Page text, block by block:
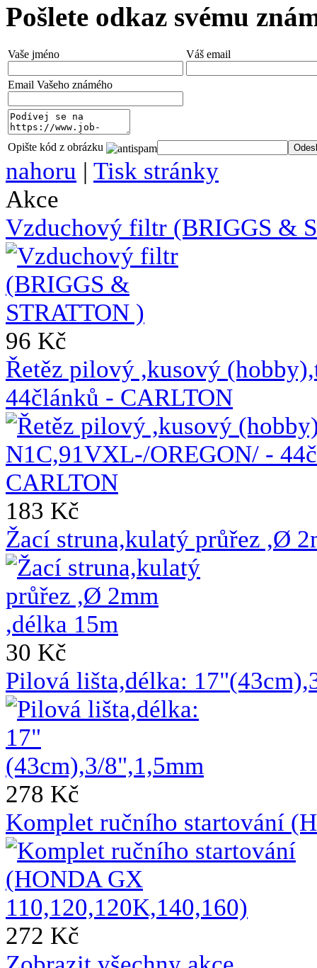
Pošlete odkaz svému
Vaše jméno Váš email
Email Vašeho známého
Opište kód z obrázku
nahoru | Tisk stránky
Akce
Vzduchový filtr (BRIGGS &
96 Kč
Řetěz pilový ,kusový
44článků - CARLTON
183 Kč
Žací struna,kulatý průřez ,Ø
30 Kč
Pilová lišta,délka:
278 Kč
Komplet ručního startování
272 Kč